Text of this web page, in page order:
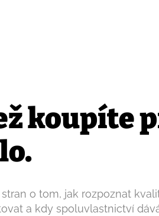
koupíte
o tom, jak rozpoznat
a kdy spoluvlastnictví